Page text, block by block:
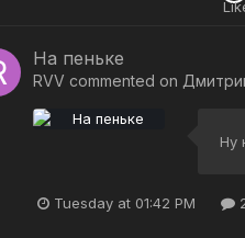
На пеньке
RVV commented on
Ну
Tuesday at 01:42 PM